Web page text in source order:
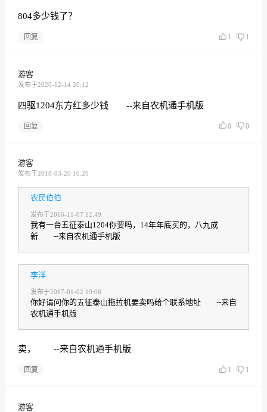
804多少钱了？
回复 1 1
游客
发布于2020-12-14 20:12
四驱1204东方红多少钱 --来自农机通手机版
回复 0 0
游客
发布于2018-03-20 10:20
农民伯伯
发布于2016-11-07 12:49
我有一台五征泰山1204你要吗，14年年底买的，八九成
新 --来自农机通手机版
李洋
发布于2017-01-02 19:06
你好请问你的五征泰山拖拉机要卖吗给个联系地址 --来自
农机通手机版
卖， --来自农机通手机版
回复 1 1
游客